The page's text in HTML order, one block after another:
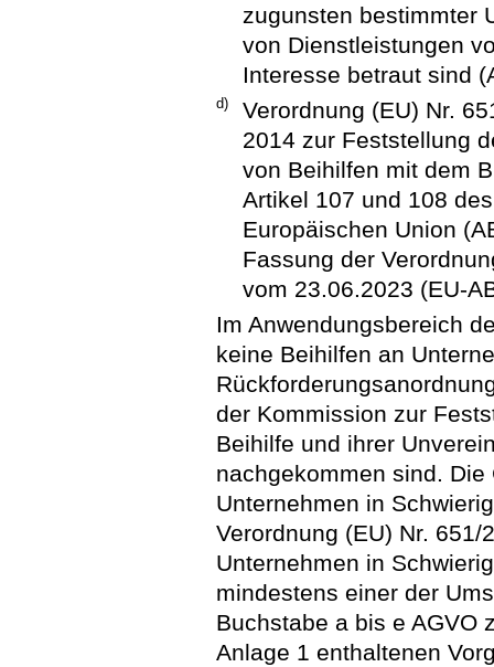
zugunsten bestimmter
von Dienstleistungen
Interesse betraut sind
d)
Verordnung (EU) Nr.
2014 zur Feststellung
von Beihilfen mit dem
Artikel 107 und 108
Europäischen Union
Fassung der
vom 23.06.2023 (EU-
Im Anwendungsbereich
keine Beihilfen an
der Kommission zur
Beihilfe und ihrer
nachgekommen sind.
Unternehmen in
Verordnung (EU) Nr.
Unternehmen in
mindestens einer der
Buchstabe a bis e AGVO
Anlage 1 enthaltenen